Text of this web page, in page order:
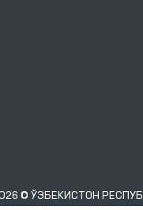
© ЎЗБЕКИСТОН